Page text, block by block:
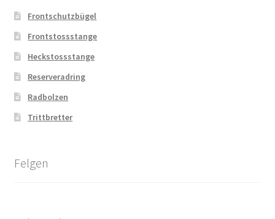
Frontschutzbügel
Frontstossstange
Heckstossstange
Reserveradring
Radbolzen
Trittbretter
Felgen